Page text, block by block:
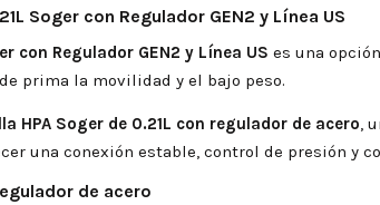
Soger con Regulador GEN2 y Línea US
con Regulador GEN2 y Línea US es una
prima la movilidad y el bajo peso.
HPA Soger de 0.21L con regulador de acero,
una conexión estable, control de presión y
de acero